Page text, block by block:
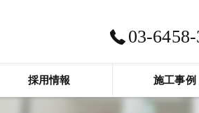
03-6458-
採用情報 施工事例